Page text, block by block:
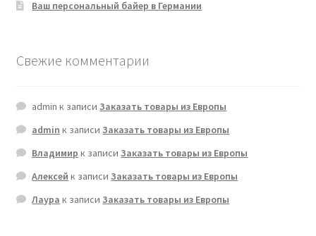
Ваш персональный байер в Германии
Свежие комментарии
admin к записиЗаказать товары из Европы
admin к записиЗаказать товары из Европы
Владимир к записиЗаказать товары из Европы
Алексей к записиЗаказать товары из Европы
Лаура к записиЗаказать товары из Европы